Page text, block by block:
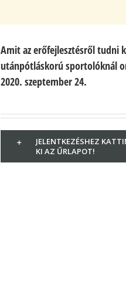
Amit az erőfejlesztésről tudni
utánpótláskorú sportolóknál
2020. szeptember 24.
JELENTKEZÉSHEZ
KI AZ ŰRLAPOT!